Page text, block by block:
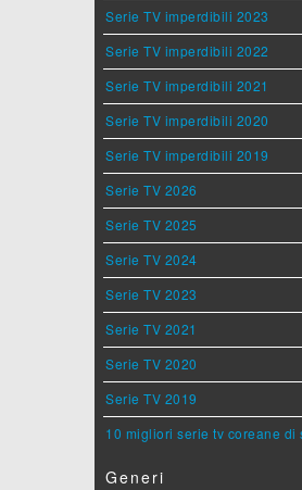
Serie TV imperdibili 2023
Serie TV imperdibili 2022
Serie TV imperdibili 2021
Serie TV imperdibili 2020
Serie TV imperdibili 2019
Serie TV 2026
Serie TV 2025
Serie TV 2024
Serie TV 2023
Serie TV 2021
Serie TV 2020
Serie TV 2019
10 migliori serie tv coreane di
Generi